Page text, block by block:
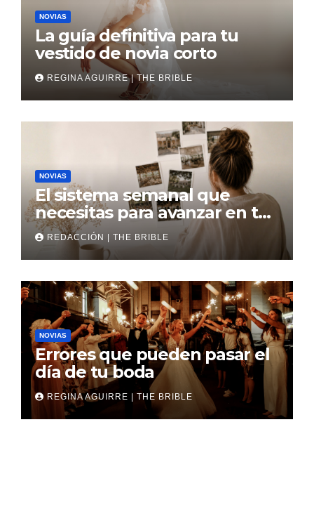
NOVIAS
La guía definitiva para tu
vestido de novia corto
REGINA AGUIRRE | THE BRIBLE
NOVIAS
El sistema semanal que
necesitas para avanzar en tu
boda
REDACCIÓN | THE BRIBLE
NOVIAS
Errores que pueden pasar el
día de tu boda
REGINA AGUIRRE | THE BRIBLE